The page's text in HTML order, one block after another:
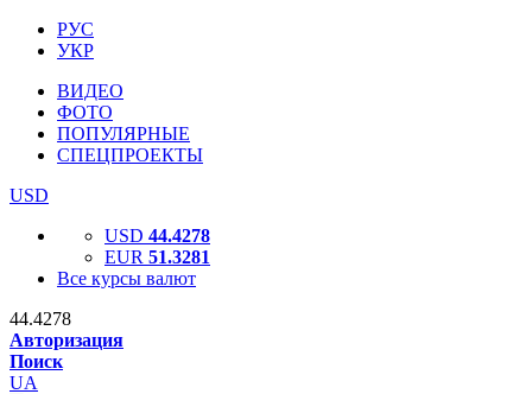
РУС
УКР
ВИДЕО
ФОТО
ПОПУЛЯРНЫЕ
СПЕЦПРОЕКТЫ
USD
USD 44.4278
EUR 51.3281
Все курсы валют
44.4278
Авторизация
Поиск
UA